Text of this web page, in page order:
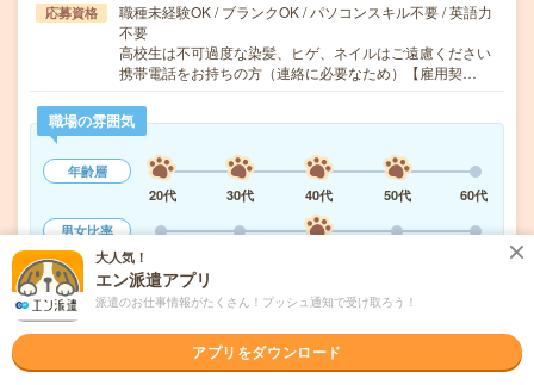
応募資格
職種未経験OK / ブランクOK / パソコンスキル不要 / 英語力
不要
高校生は不可過度な染髪、ヒゲ、ネイルはご遠慮ください
携帯電話をお持ちの方（連絡に必要なため）【雇用契…
職場の雰囲気
年齢層
20代
30代 40代 50代
60代
男女比率
もっと見る
気になる! 応募へ進む 詳しく見る
大人気！
エン派遣アプリ
派遣のお仕事情報がたくさん！プッシュ通知で受け取ろう！
アプリをダウンロード